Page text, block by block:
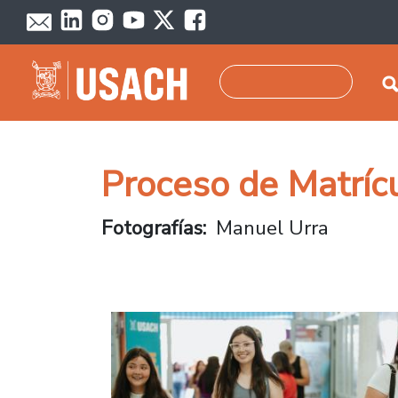
Pasar al contenido principal
Proceso de
Fotografías Manuel Urra